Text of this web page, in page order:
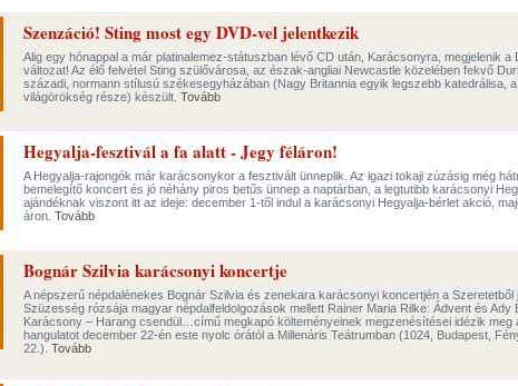
Szenzáció! Sting most egy DVD-vel jelentkezik
Alig egy hónappal a már platinalemez-státuszban lévő CD után, Karácsonyra, megjelenik a
változat! Az élő felvétel Sting szülővárosa, az észak-angliai Newcastle közelében fekvő
századi, normann stílusú székesegyházában (Nagy Britannia egyik legszebb katedrálisa, a
világörökség része) készült. Tovább
Hegyalja-fesztivál a fa alatt - Jegy féláron!
A Hegyalja-rajongók már karácsonykor a fesztivált ünneplik. Az igazi tokaji zúzásig még
bemelegítő koncert és jó néhány piros betűs ünnep a naptárban, a legtutibb karácsonyi
ajándéknak viszont itt az ideje: december 1-től indul a karácsonyi Hegyalja-bérlet akció,
áron. Tovább
Bognár Szilvia karácsonyi koncertje
A népszerű népdalénekes Bognár Szilvia és zenekara karácsonyi koncertjén a Szeretetből
Szüzesség rózsája magyar népdalfeldolgozások mellett Rainer Maria Rilke: Ádvent és Ady
Karácsony – Harang csendül…című megkapó költeményeinek megzenésítései idézik meg
hangulatot december 22-én este nyolc órától a Millenáris Teátrumban (1024, Budapest,
22.). Tovább